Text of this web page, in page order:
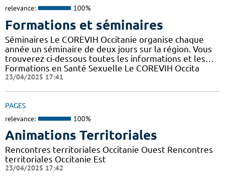
relevance: 100%
Formations et séminaires
Séminaires Le COREVIH Occitanie organise chaque
année un séminaire de deux jours sur la région. Vous
trouverez ci-dessous toutes les informations et les…
Formations en Santé Sexuelle Le COREVIH Occita
23/04/2025 17:41
PAGES
relevance: 100%
Animations Territoriales
Rencontres territoriales Occitanie Ouest Rencontres
territoriales Occitanie Est
23/04/2025 17:42